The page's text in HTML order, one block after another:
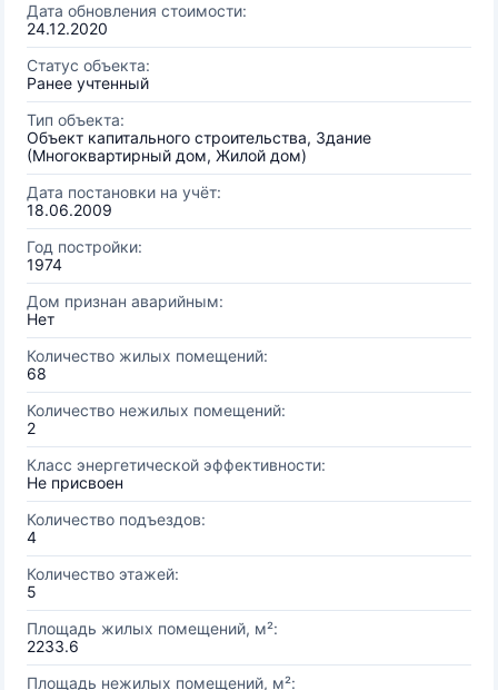
Дата обновления стоимости:
24.12.2020
Статус объекта:
Ранее учтенный
Тип объекта:
Объект капитального строительства, Здание
(Многоквартирный дом, Жилой дом)
Дата постановки на учёт:
18.06.2009
Год постройки:
1974
Дом признан аварийным:
Нет
Количество жилых помещений:
68
Количество нежилых помещений:
2
Класс энергетической эффективности:
Не присвоен
Количество подъездов:
4
Количество этажей:
5
Площадь жилых помещений, м²:
2233.6
Площадь нежилых помещений, м²: